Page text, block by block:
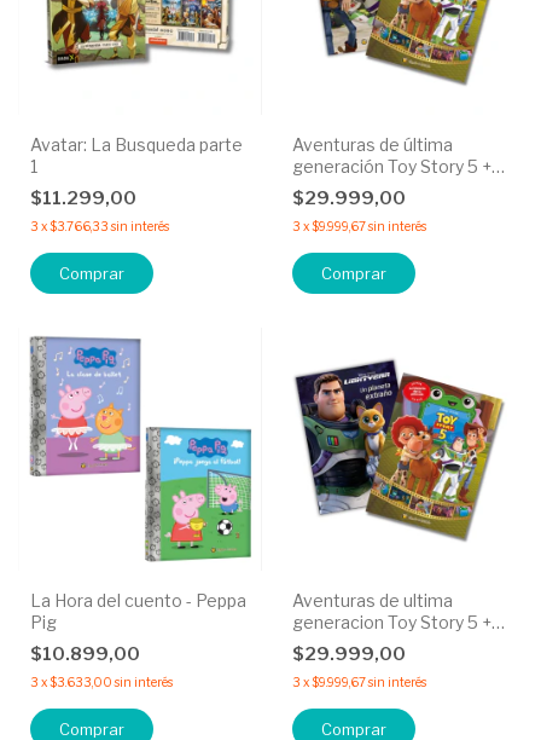
Avatar: La Busqueda parte
1
$11.299,00
3 x$3.766,33 sin interés
Aventuras de última
generación Toy Story 5 +
¡Hecho Para jugar! Toy
Story 4 - 50% OFF
$29.999,00
3 x$9.999,67sin interés
La Hora del cuento - Peppa
Pig
$10.899,00
3 x$3.633,00 sin interés
Comprar
Aventuras de ultima
generacion Toy Story 5 +
Un planeta extraño
Lightyear - 50% OFF
$29.999,00
3 x$9.999,67sin interés